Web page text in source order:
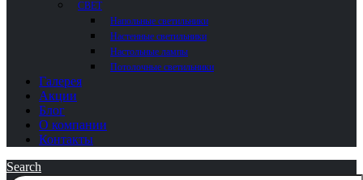
СВЕТ
Напольные светильники
Настенные светильники
Настольные лампы
Потолочные светильники
Галерея
Акции
Блог
О компании
Контакты
Search